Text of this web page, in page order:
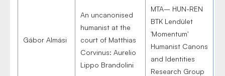
Gábor Almási
An uncanonised
humanist at the
court of Matthias
Corvinus: Aurelio
Lippo Brandolini
MTA– HUN-REN
BTK Lendület
'Momentum'
Humanist Canons
and Identities
Research Group